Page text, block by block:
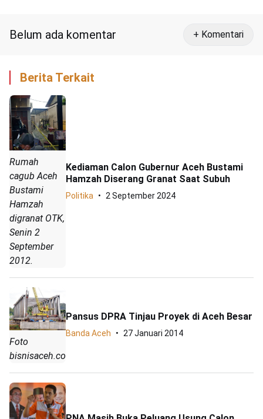
Belum ada komentar + Komentari
Berita Terkait
Rumah
cagub Aceh
Bustami
Hamzah
digranat OTK,
Senin 2
September
2012.
Kediaman Calon Gubernur Aceh Bustami
Hamzah Diserang Granat Saat Subuh
Politika 2 September 2024
Foto
bisnisaceh.com
Pansus DPRA Tinjau Proyek di Aceh Besar
Banda Aceh 27 Januari 2014